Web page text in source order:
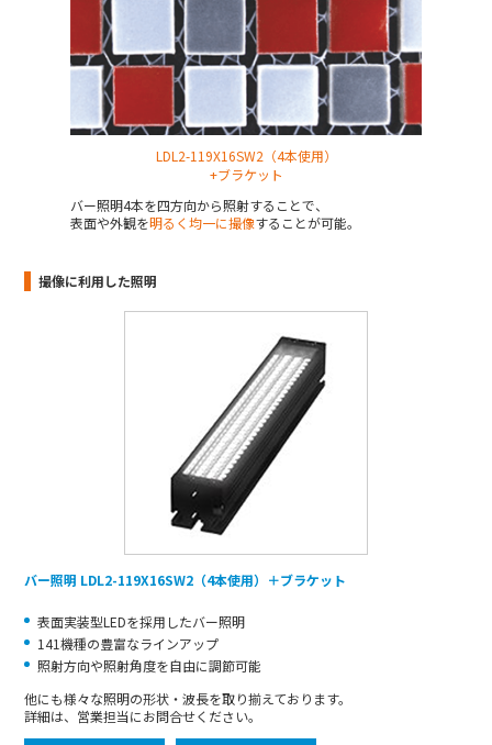
LDL2-119X16SW2（4本使用）
+ブラケット
バー照明4本を四方向から照射することで、
表面や外観を明るく均一に撮像することが可能。
撮像に利用した照明
バー照明 LDL2-119X16SW2（4本使用）＋ブラケット
表面実装型LEDを採用したバー照明
141機種の豊富なラインアップ
照射方向や照射角度を自由に調節可能
他にも様々な照明の形状・波長を取り揃えております。
詳細は、営業担当にお問合せください。